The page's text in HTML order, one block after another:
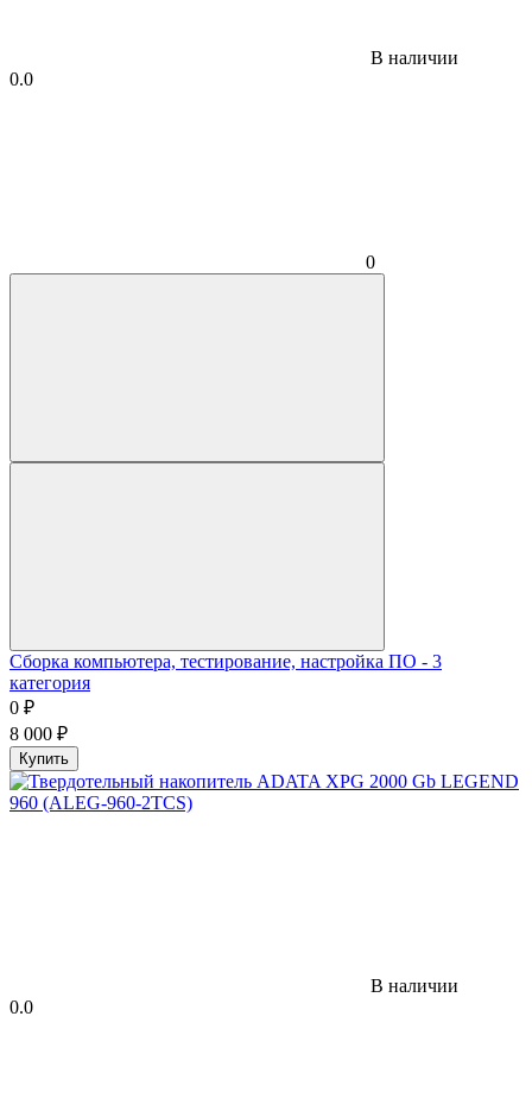
В наличии
0.0
0
Сборка компьютера, тестирование, настройка ПО - 3
категория
0 ₽
8 000 ₽
Купить
В наличии
0.0